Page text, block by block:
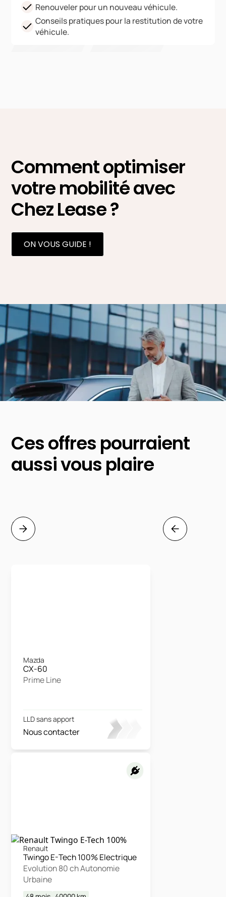
Renouveler pour un nouveau véhicule.
Conseils pratiques pour la restitution de votre
véhicule.
Comment optimiser
votre mobilité avec
Chez Lease ?
ON VOUS GUIDE !
Ces offres pourraient
aussi vous plaire
Mazda
CX-60
Prime Line
LLD sans apport
Nous contacter
Renault
Twingo E-Tech 100% Electrique
Evolution 80 ch Autonomie
Urbaine